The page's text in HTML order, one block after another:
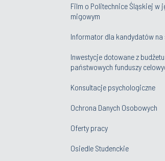
Film o Politechnice Śląskiej w
migowym
Informator dla kandydatów na
Inwestycje dotowane z
państwowych funduszy
Konsultacje psychologiczne
Ochrona Danych Osobowych
Oferty pracy
Osiedle Studenckie